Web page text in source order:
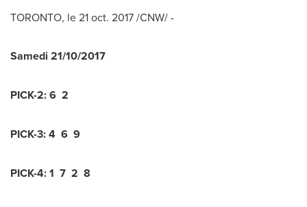
TORONTO, le21 oct. 2017/CNW/ -
Samedi 21/10/2017
PICK-2:6 2
PICK-3:4 6 9
PICK-4:1 7 2 8